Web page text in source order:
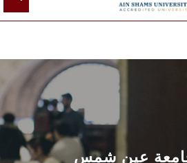
الرئيسيـة
عن الجامعة
القطاعـات جامعة عين شمس